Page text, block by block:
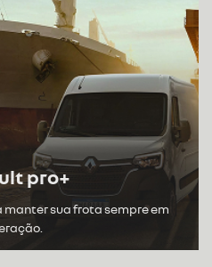
pro+
sua frota sempre em